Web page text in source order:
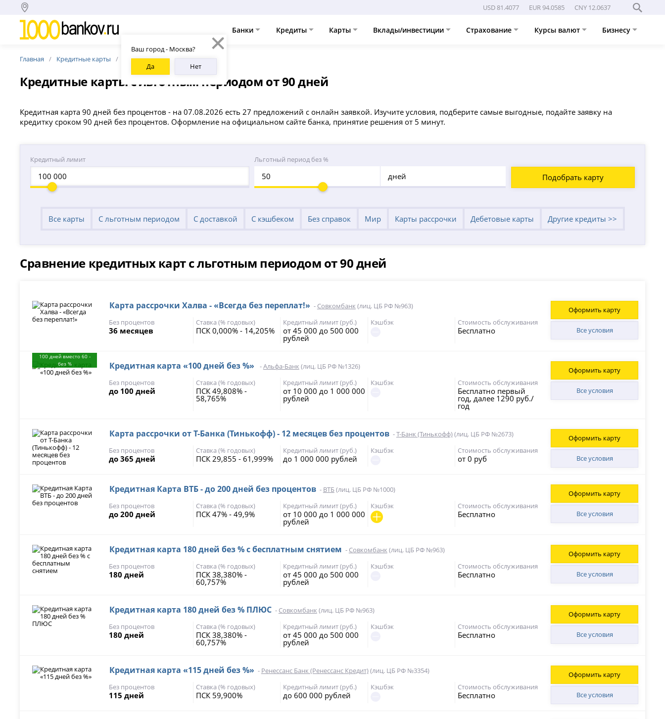
Ваш город - Москва?
Да
Нет
USD 81.4077 EUR 94.0585 CNY 12.0637
Банки Кредиты Карты Вклады/инвестиции Страхование Курсы валют Бизнесу
Главная Кредитные карты 90 дней без %
Кредитные карты с льготным периодом от 90 дней
Кредитная карта 90 дней без процентов - на 07.08.2026 есть 27 предложений с онлайн заявкой. Изучите условия, подберите самые выгодные, подайте заявку на
кредитку сроком 90 дней без процентов. Оформление на официальном сайте банка, принятие решения от 5 минут.
Кредитный лимит Льготный период без %
дней Подобрать карту
Все карты С льготным периодом С доставкой С кэшбеком Без справок Мир Карты рассрочки Дебетовые карты Другие кредиты >>
Сравнение кредитных карт с льготным периодом от 90 дней
Карта рассрочки Халва - «Всегда без переплат!» - Совкомбанк (лиц. ЦБ РФ №963)
Без процентов
36 месяцев
Ставка (% годовых)
ПСК 0,000% - 14,205%
Кредитный лимит (руб.)
от 45 000 до 500 000
рублей
Кэшбэк Стоимость обслуживания
Бесплатно Все условия
Оформить карту
100 дней вместо 60 -
без %
Кредитная карта «100 дней без %» -Альфа-Банк (лиц. ЦБ РФ №1326)
Без процентов
до 100 дней
Ставка (% годовых)
ПСК 49,808% -
58,765%
Кредитный лимит (руб.)
от 10 000 до 1 000 000
рублей
Кэшбэк Стоимость обслуживания
Бесплатно первый
год, далее 1290 руб./
год
Все условия
Оформить карту
Карта рассрочки от Т-Банка (Тинькофф) - 12 месяцев без процентов -Т-Банк (Тинькофф)(лиц. ЦБ РФ №2673)
Без процентов
до 365 дней
Ставка (% годовых)
ПСК 29,855 - 61,999%
Кредитный лимит (руб.)
до 1 000 000 рублей
Кэшбэк Стоимость обслуживания
от 0 руб Все условия
Оформить карту
Кредитная Карта ВТБ - до 200 дней без процентов - ВТБ(лиц. ЦБ РФ №1000)
Без процентов
до 200 дней
Ставка (% годовых)
ПСК 47% - 49,9%
Кредитный лимит (руб.)
от 10 000 до 1 000 000
рублей
Кэшбэк Стоимость обслуживания
Бесплатно Все условия
Оформить карту
Кредитная карта 180 дней без % с бесплатным снятием - Совкомбанк (лиц. ЦБ РФ №963)
Без процентов
180 дней
Ставка (% годовых)
ПСК 38,380% -
60,757%
Кредитный лимит (руб.)
от 45 000 до 500 000
рублей
Кэшбэк Стоимость обслуживания
Бесплатно Все условия
Оформить карту
Кредитная карта 180 дней без % ПЛЮС - Совкомбанк (лиц. ЦБ РФ №963)
Без процентов
180 дней
Ставка (% годовых)
ПСК 38,380% -
60,757%
Кредитный лимит (руб.)
от 45 000 до 500 000
рублей
Кэшбэк Стоимость обслуживания
Бесплатно Все условия
Оформить карту
Кредитная карта «115 дней без %» - Ренессанс Банк (Ренессанс Кредит)(лиц. ЦБ РФ №3354)
Без процентов
115 дней
Ставка (% годовых)
ПСК 59,900%
Кредитный лимит (руб.)
до 600 000 рублей
Кэшбэк Стоимость обслуживания
Бесплатно Все условия
Оформить карту